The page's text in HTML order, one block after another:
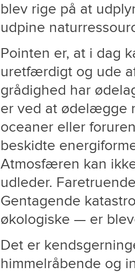
blev rige på at
udpine
Pointen er, at i dag
uretfærdigt og ude
grådighed har
er ved at ødelægge
oceaner eller
beskidte
Atmosfæren kan
udleder.
Gentagende
økologiske — er
Det er
himmelråbende og